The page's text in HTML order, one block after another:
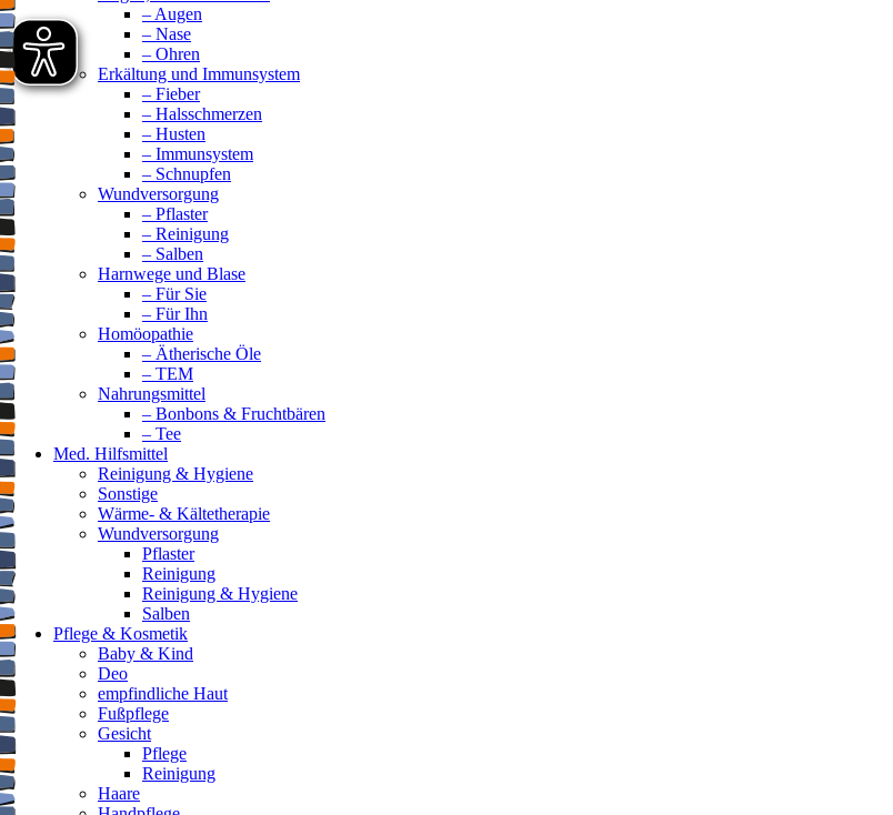
– Augen
– Nase
– Ohren
Erkältung und Immunsystem
– Fieber
– Halsschmerzen
– Husten
– Immunsystem
– Schnupfen
Wundversorgung
– Pflaster
– Reinigung
– Salben
Harnwege und Blase
– Für Sie
– Für Ihn
Homöopathie
– Ätherische Öle
– TEM
Nahrungsmittel
– Bonbons & Fruchtbären
– Tee
Med. Hilfsmittel
Reinigung & Hygiene
Sonstige
Wärme- & Kältetherapie
Wundversorgung
Pflaster
Reinigung
Reinigung & Hygiene
Salben
Pflege & Kosmetik
Baby & Kind
Deo
empfindliche Haut
Fußpflege
Gesicht
Pflege
Reinigung
Haare